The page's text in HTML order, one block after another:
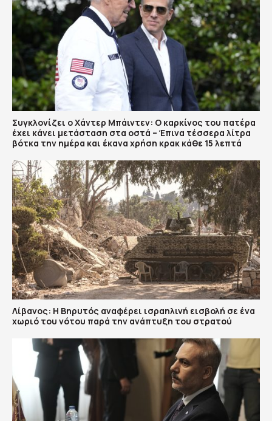
Συγκλονίζει ο Χάντερ Μπάιντεν: Ο καρκίνος του πατέρα
έχει κάνει μετάσταση στα οστά – Έπινα τέσσερα λίτρα
βότκα την ημέρα και έκανα χρήση κρακ κάθε 15 λεπτά
Λίβανος: Η Βηρυτός αναφέρει ισραηλινή εισβολή σε ένα
χωριό του νότου παρά την ανάπτυξη του στρατού